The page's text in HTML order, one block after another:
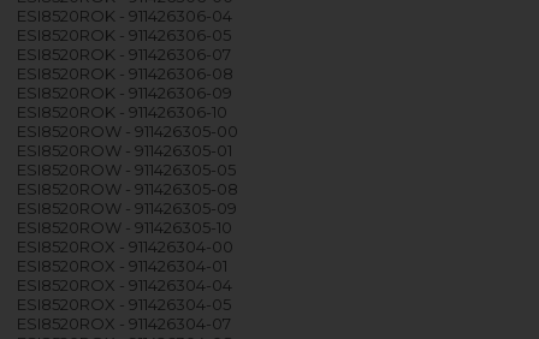
ESI8520ROK - 911426306-04
ESI8520ROK - 911426306-05
ESI8520ROK - 911426306-07
ESI8520ROK - 911426306-08
ESI8520ROK - 911426306-09
ESI8520ROK - 911426306-10
ESI8520ROW - 911426305-00
ESI8520ROW - 911426305-01
ESI8520ROW - 911426305-05
ESI8520ROW - 911426305-08
ESI8520ROW - 911426305-09
ESI8520ROW - 911426305-10
ESI8520ROX - 911426304-00
ESI8520ROX - 911426304-01
ESI8520ROX - 911426304-04
ESI8520ROX - 911426304-05
ESI8520ROX - 911426304-07